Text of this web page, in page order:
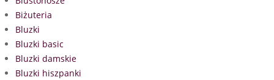
Biżuteria
Bluzki
Bluzki basic
Bluzki damskie
Bluzki hiszpanki